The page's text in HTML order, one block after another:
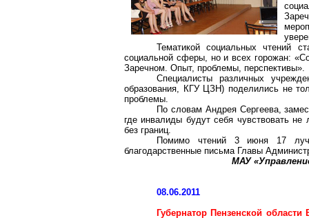
Тематикой социальных чтений
социальной сферы, но и всех горожан:
Заречном. Опыт, проблемы, перспективы».
Специалисты различных
образования, КГУ ЦЗН) поделились не
проблемы.
По словам Андрея Сергеева,
где инвалиды будут себя чувствовать
без границ.
Помимо чтений 3 июня 17
благодарственные письма Главы
МАУ
08.06.2011
Губернатор Пензенской